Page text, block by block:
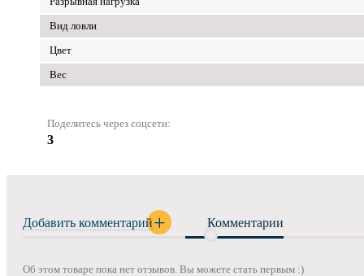
Вид ловли
Цвет
Вес
Поделитесь через соцсети:
3
Добавить комментарий Комментарии
Об этом товаре пока нет отзывов. Вы можете стать первым :)